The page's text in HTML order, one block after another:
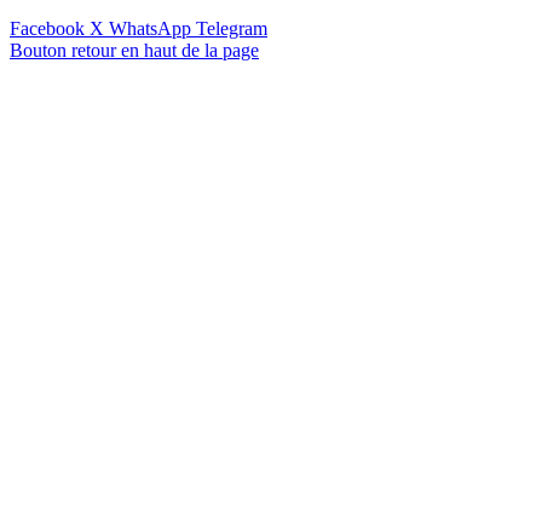
Facebook X WhatsApp Telegram
Bouton retour en haut de la page